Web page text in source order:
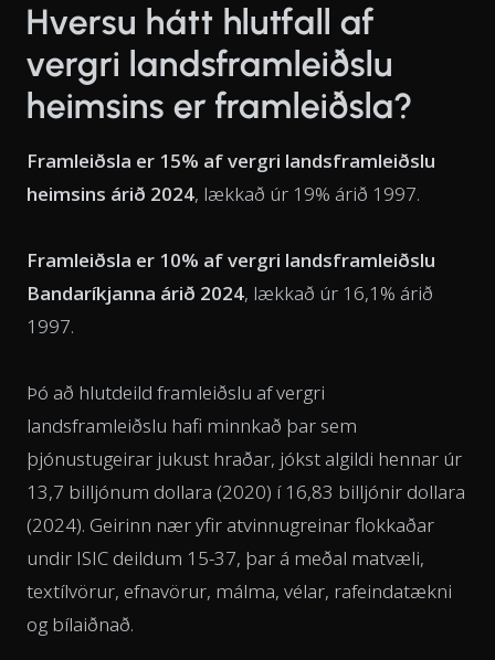
Hversu hátt hlutfall af
vergri landsframleiðslu
heimsins er framleiðsla?
Framleiðsla er 15% af vergri landsframleiðslu
heimsins árið 2024, lækkað úr 19% árið 1997.
Framleiðsla er 10% af vergri landsframleiðslu
Bandaríkjanna árið 2024, lækkað úr 16,1% árið
1997.
Þó að hlutdeild framleiðslu af vergri
landsframleiðslu hafi minnkað þar sem
þjónustugeirar jukust hraðar, jókst algildi hennar úr
13,7 billjónum dollara (2020) í 16,83 billjónir dollara
(2024). Geirinn nær yfir atvinnugreinar flokkaðar
undir ISIC deildum 15-37, þar á meðal matvæli,
textílvörur, efnavörur, málma, vélar, rafeindatækni
og bílaiðnað.